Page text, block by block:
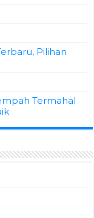
Pilihan
Termahal